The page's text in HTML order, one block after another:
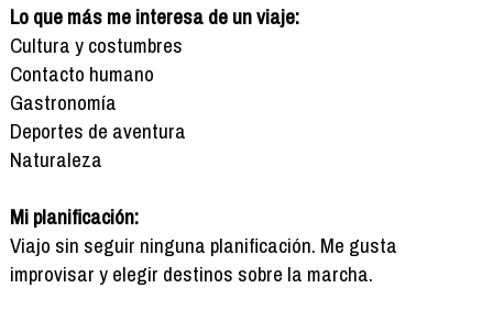
Lo que más me interesa de un viaje:
Cultura y costumbres
Contacto humano
Gastronomía
Deportes de aventura
Naturaleza
Mi planificación:
Viajo sin seguir ninguna planificación. Me gusta
improvisar y elegir destinos sobre la marcha.